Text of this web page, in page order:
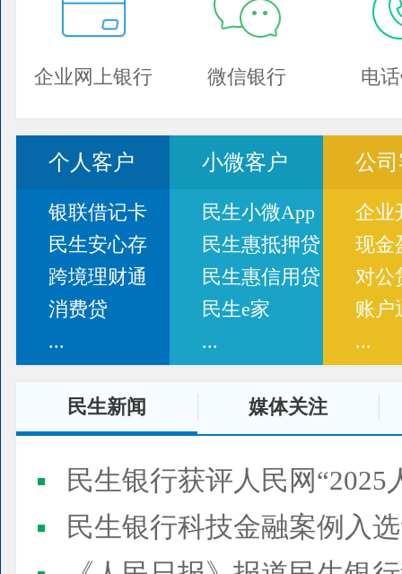
企业网上银行 微信银行 电
个人客户
银联借记卡
民生安心存
跨境理财通
消费贷
...
小微客户
民生小微App
民生惠抵押贷
民生惠信用贷
民生e家
...
公
企业
现金
对公
账户
...
民生新闻 媒体关注
民生银行获评人民网“2025
民生银行科技金融案例入选“2025人民